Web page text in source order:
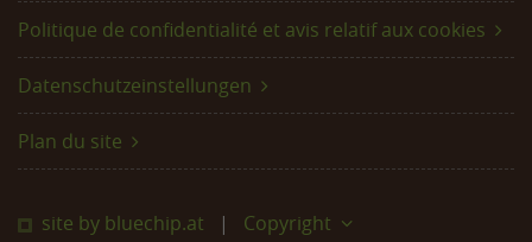
Politique de confidentialité et avis relatif aux cookies
Datenschutzeinstellungen
Plan du site
site by bluechip.at Copyright